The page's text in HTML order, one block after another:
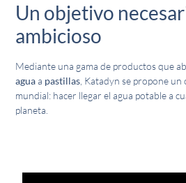
Un objetivo
ambicioso
Mediante una gama de productos que
aguaa pastillas , Katadyn se propone
mundial: hacer llegar el agua potable a
planeta.